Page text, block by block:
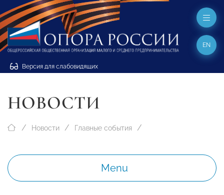
Версия для слабовидящих
EN
НОВОСТИ
Новости Главные события
Menu